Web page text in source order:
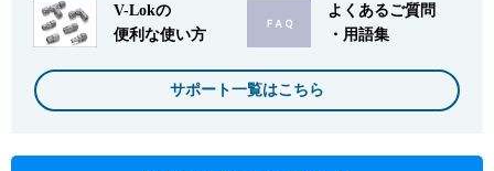
V-Lokの
便利な使い方
よくあるご質問
・用語集
サポート一覧はこちら